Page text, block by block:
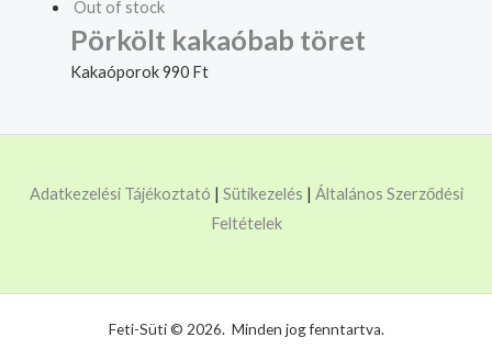
Out of stock
Pörkölt kakaóbab töret
Kakaóporok990 Ft
Adatkezelési Tájékoztató | Sütikezelés | Általános Szerződési
Feltételek
Feti-Süti © 2026. Minden jog fenntartva.